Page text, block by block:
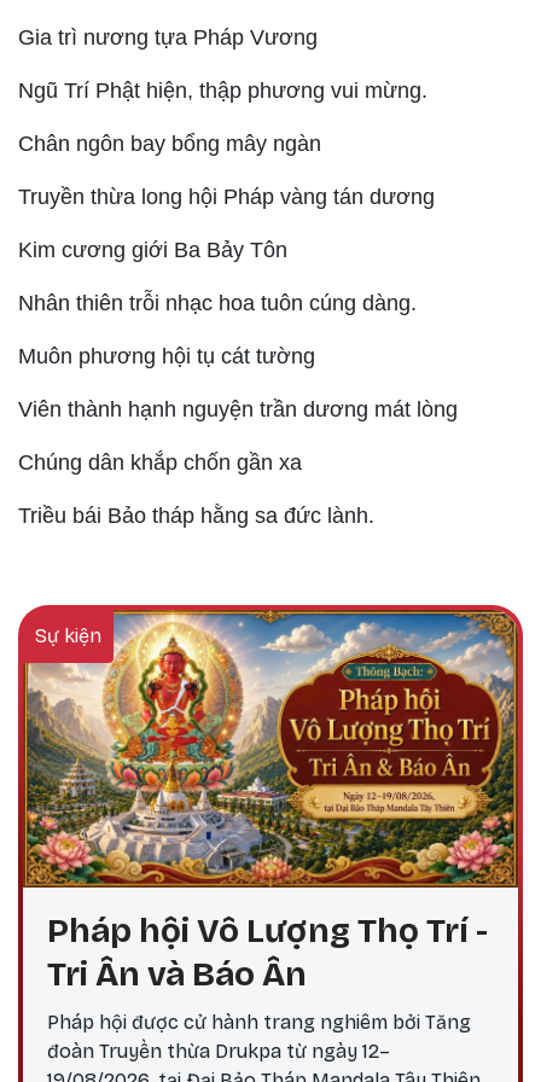
Gia trì nương tựa Pháp Vương
Ngũ Trí Phật hiện, thập phương vui mừng.
Chân ngôn bay bổng mây ngàn
Truyền thừa long hội Pháp vàng tán dương
Kim cương giới Ba Bảy Tôn
Nhân thiên trỗi nhạc hoa tuôn cúng dàng.
Muôn phương hội tụ cát tường
Viên thành hạnh nguyện trần dương mát lòng
Chúng dân khắp chốn gần xa
Triều bái Bảo tháp hằng sa đức lành.
Sự kiện
Pháp hội Vô Lượng Thọ Trí -
Tri Ân và Báo Ân
Pháp hội được cử hành trang nghiêm bởi Tăng
đoàn Truyền thừa Drukpa từ ngày 12–